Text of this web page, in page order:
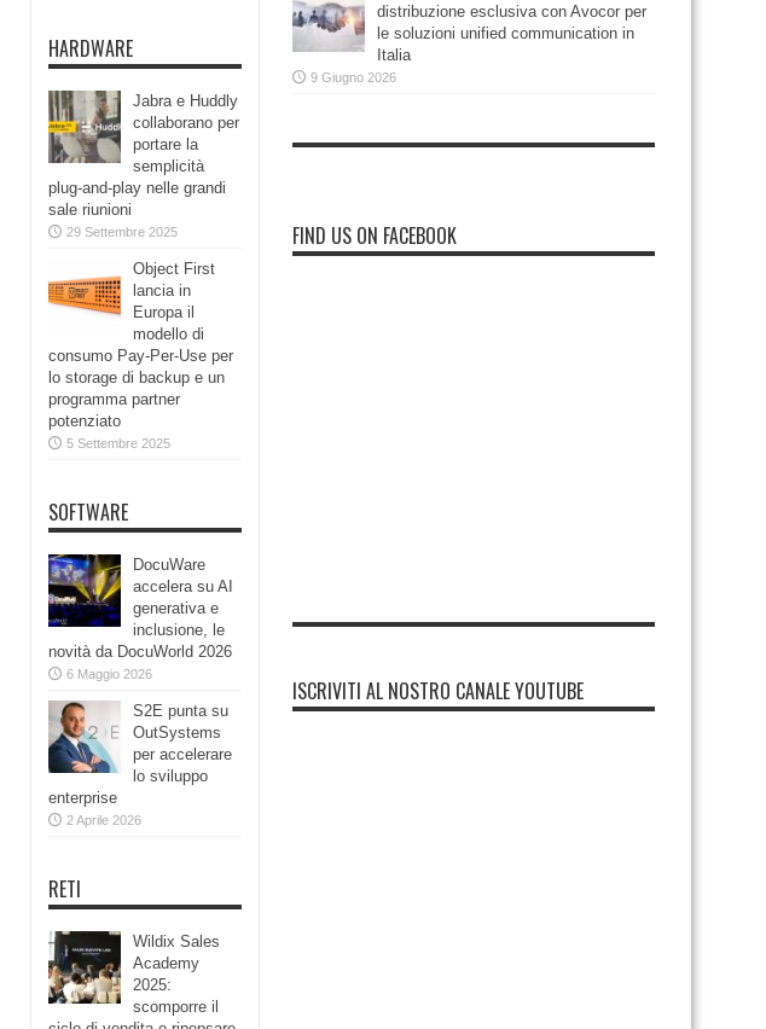
HARDWARE
Jabra e Huddly
collaborano per
portare la
semplicità
plug-and-play nelle grandi
sale riunioni
29 Settembre 2025
Object First
lancia in
Europa il
modello di
consumo Pay-Per-Use per
lo storage di backup e un
programma partner
potenziato
5 Settembre 2025
SOFTWARE
DocuWare
accelera su AI
generativa e
inclusione, le
novità da DocuWorld 2026
6 Maggio 2026
S2E punta su
OutSystems
per accelerare
lo sviluppo
enterprise
2 Aprile 2026
RETI
Wildix Sales
Academy
2025:
scomporre il
distribuzione esclusiva con Avocor per
le soluzioni unified communication in
Italia
9 Giugno 2026
FIND US ON FACEBOOK
ISCRIVITI AL NOSTRO CANALE YOUTUBE